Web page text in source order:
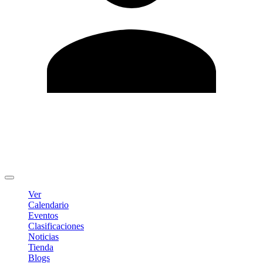
Ver
Calendario
Eventos
Clasificaciones
Noticias
Tienda
Blogs